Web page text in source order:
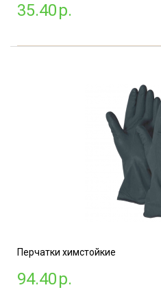
35.40р.
Перчатки химстойкие
94.40р.